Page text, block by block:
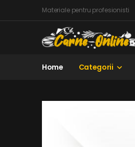
Materiale pentru profesionisti
Home Categorii